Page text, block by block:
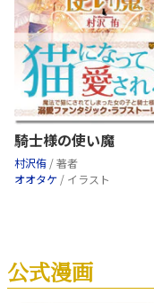
騎士様の使い魔
村沢侑 / 著者
オオタケ / イラスト
公式漫画